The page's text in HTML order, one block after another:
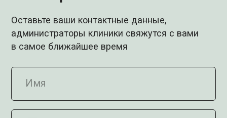
Нажимая на кнопку, вы соглашаетесь с
Политикой обработки персональных данных